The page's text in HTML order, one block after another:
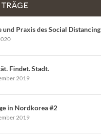
und Praxis des Social Distancing
Findet. Stadt.
2019
in Nordkorea #2
2019